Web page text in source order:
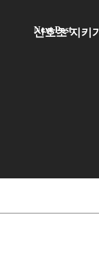
Next Post
산호초 지키기